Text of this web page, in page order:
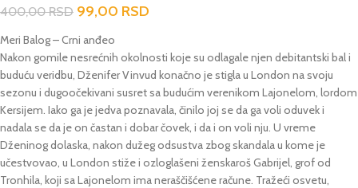
400,00RSD 99,00 RSD
Meri Balog – Crni anđeo
Nakon gomile nesrećnih okolnosti koje su odlagale njen debitantski bal i
buduću veridbu, Dženifer Vinvud konačno je stigla u London na svoju
sezonu i dugoočekivani susret sa budućim verenikom Lajonelom, lordom
Kersijem. Iako ga je jedva poznavala, činilo joj se da ga voli oduvek i
nadala se da je on častan i dobar čovek, i da i on voli nju. U vreme
Dženinog dolaska, nakon dužeg odsustva zbog skandala u kome je
učestvovao, u London stiže i ozloglašeni ženskaroš Gabrijel, grof od
Tronhila, koji sa Lajonelom ima neraščišćene račune. Tražeći osvetu,